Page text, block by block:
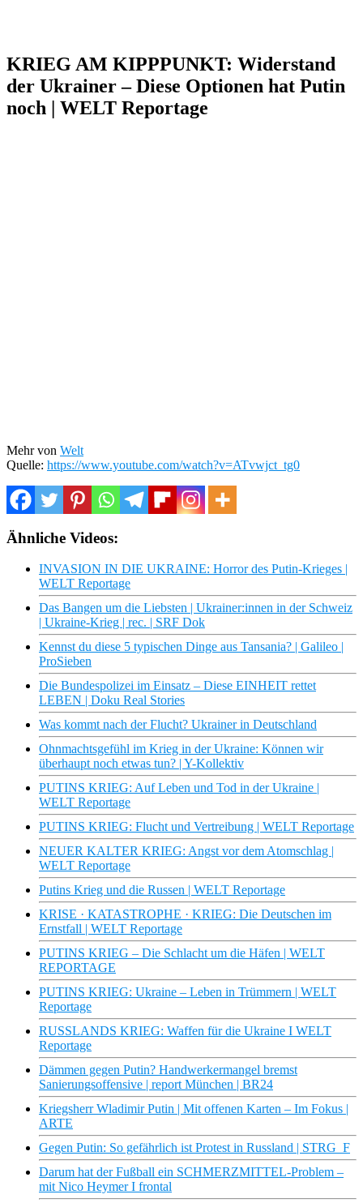
KRIEG AM KIPPPUNKT: Widerstand
der Ukrainer – Diese Optionen hat Putin
noch | WELT Reportage
Mehr von Welt
Quelle: https://www.youtube.com/watch?v=ATvwjct_tg0
Ähnliche Videos:
INVASION IN DIE UKRAINE: Horror des Putin-Krieges |
WELT Reportage
Das Bangen um die Liebsten | Ukrainer:innen in der Schweiz
| Ukraine-Krieg | rec. | SRF Dok
Kennst du diese 5 typischen Dinge aus Tansania? | Galileo |
ProSieben
Die Bundespolizei im Einsatz – Diese EINHEIT rettet
LEBEN | Doku Real Stories
Was kommt nach der Flucht? Ukrainer in Deutschland
Ohnmachtsgefühl im Krieg in der Ukraine: Können wir
überhaupt noch etwas tun? | Y-Kollektiv
PUTINS KRIEG: Auf Leben und Tod in der Ukraine |
WELT Reportage
PUTINS KRIEG: Flucht und Vertreibung | WELT Reportage
NEUER KALTER KRIEG: Angst vor dem Atomschlag |
WELT Reportage
Putins Krieg und die Russen | WELT Reportage
KRISE · KATASTROPHE · KRIEG: Die Deutschen im
Ernstfall | WELT Reportage
PUTINS KRIEG – Die Schlacht um die Häfen | WELT
REPORTAGE
PUTINS KRIEG: Ukraine – Leben in Trümmern | WELT
Reportage
RUSSLANDS KRIEG: Waffen für die Ukraine I WELT
Reportage
Dämmen gegen Putin? Handwerkermangel bremst
Sanierungsoffensive | report München | BR24
Kriegsherr Wladimir Putin | Mit offenen Karten – Im Fokus |
ARTE
Gegen Putin: So gefährlich ist Protest in Russland | STRG_F
Darum hat der Fußball ein SCHMERZMITTEL-Problem –
mit Nico Heymer I frontal